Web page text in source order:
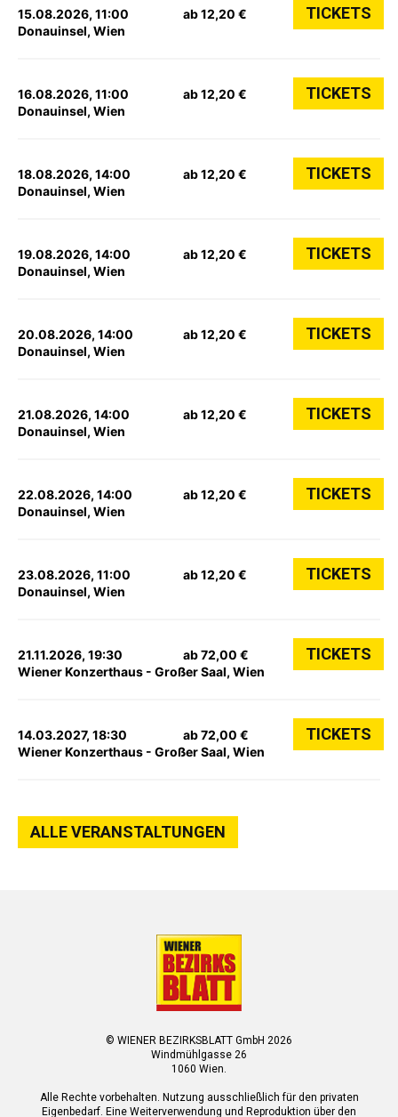
15.08.2026, 11:00
Donauinsel, Wien
ab 12,20 € TICKETS
16.08.2026, 11:00
Donauinsel, Wien
ab 12,20 € TICKETS
18.08.2026, 14:00
Donauinsel, Wien
ab 12,20 € TICKETS
19.08.2026, 14:00
Donauinsel, Wien
ab 12,20 € TICKETS
20.08.2026, 14:00
Donauinsel, Wien
ab 12,20 € TICKETS
21.08.2026, 14:00
Donauinsel, Wien
ab 12,20 € TICKETS
22.08.2026, 14:00
Donauinsel, Wien
ab 12,20 € TICKETS
23.08.2026, 11:00
Donauinsel, Wien
ab 12,20 € TICKETS
21.11.2026, 19:30
Wiener Konzerthaus - Großer Saal, Wien
ab 72,00 € TICKETS
14.03.2027, 18:30
Wiener Konzerthaus - Großer Saal, Wien
ab 72,00 € TICKETS
ALLE VERANSTALTUNGEN
© WIENER BEZIRKSBLATT GmbH 2026
Windmühlgasse 26
1060 Wien.
Alle Rechte vorbehalten. Nutzung ausschließlich für den privaten
Eigenbedarf. Eine Weiterverwendung und Reproduktion über den